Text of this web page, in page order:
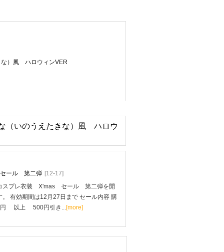
）風 ハロウィンVER
（いのうえたきな）風 ハロウ
セール 第二弾 [12-17]
スプレ衣装 X'mas セール 第二弾を開
。 有効期間は12月27日まで セール内容 購
以上 500円引き...[more]